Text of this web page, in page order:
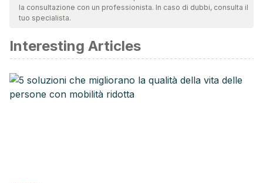
la consultazione con un professionista. In caso di dubbi, consulta il
tuo specialista.
Interesting Articles